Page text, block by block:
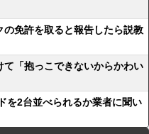
免許を取ると報告したら説教
「抱っこできないからかわい
を2台並べられるか業者に聞い